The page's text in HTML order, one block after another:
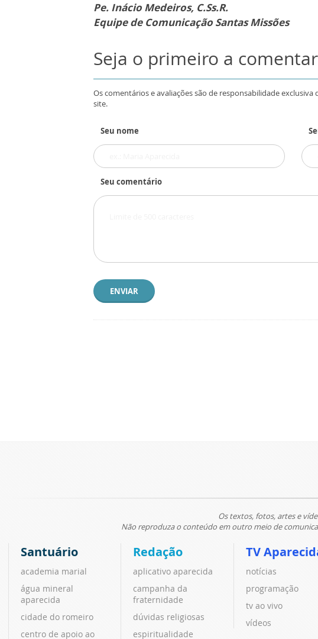
Pe. Inácio Medeiros, C.Ss.R.
Equipe de Comunicação Santas Missões
Seja o primeiro a comentar
Os comentários e avaliações são de responsabilidade
site.
Seu nome
Seu comentário
ENVIAR
Os textos, fotos, artes e
Não reproduza o conteúdo em outro meio de
Santuário
academia marial
água mineral
aparecida
cidade do romeiro
centro de apoio ao
Redação
aplicativo aparecida
campanha da
fraternidade
dúvidas religiosas
espiritualidade
TV
notícias
programação
tv ao vivo
vídeos